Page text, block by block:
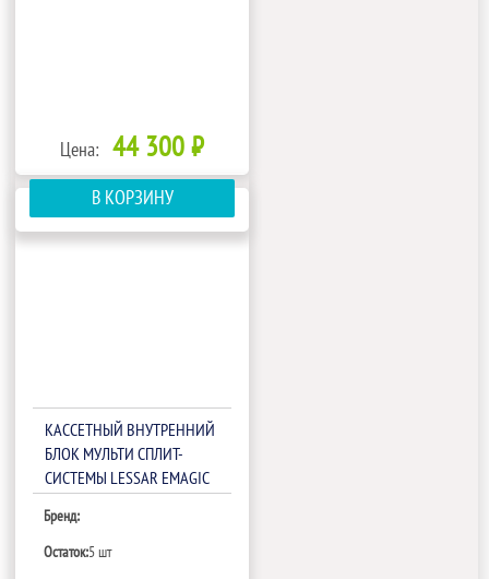
Цена: 44 300 ₽
В КОРЗИНУ
КАССЕТНЫЙ ВНУТРЕННИЙ
БЛОК МУЛЬТИ СПЛИТ-
СИСТЕМЫ LESSAR EMAGIC
Бренд:
Остаток:5 шт